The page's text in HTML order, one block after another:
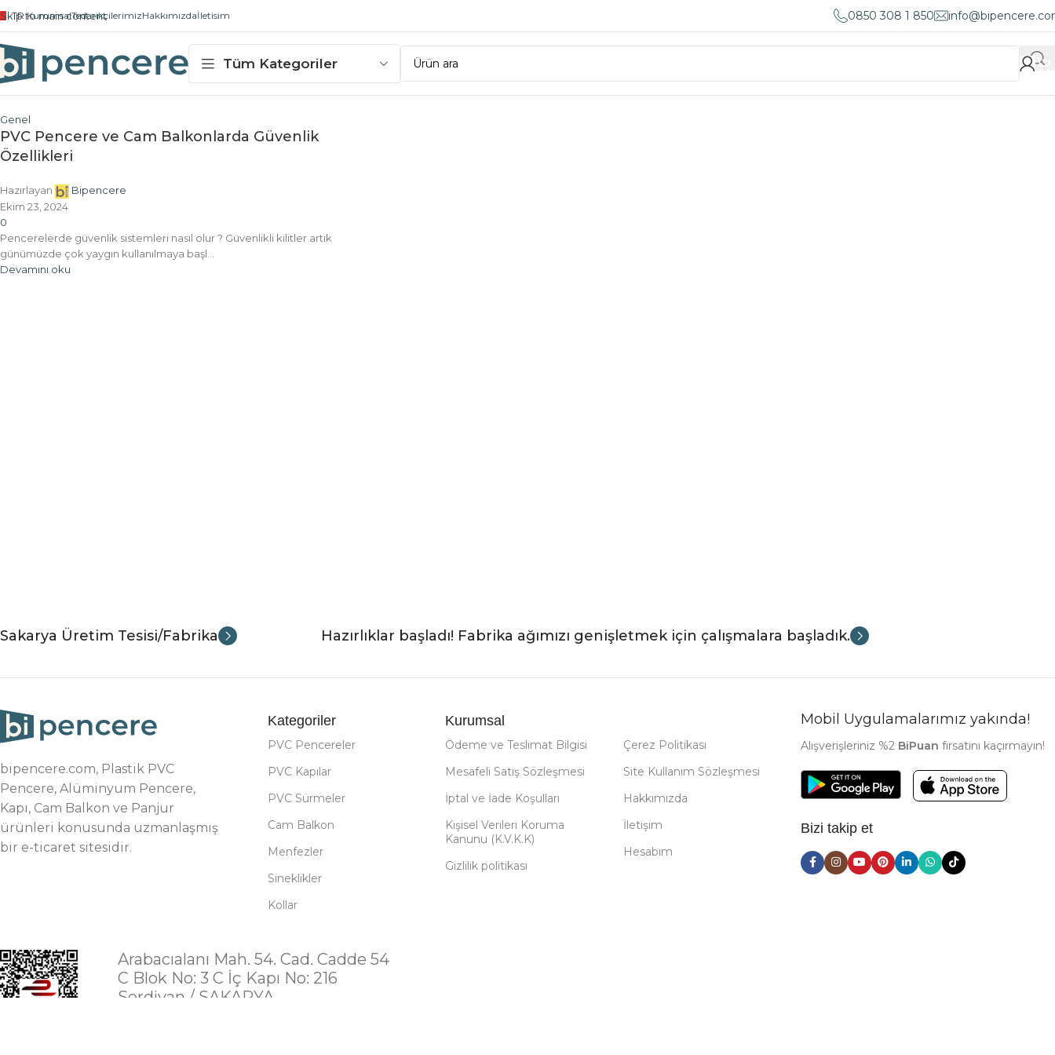
Skip to main content
TR KurumsalTedarikçilerimizHakkımızdaİletisim 0850 308 1 850
Tüm Kategoriler
27
Genel
PVC Pencere ve Cam Balkonlarda Güvenlik
Özellikleri
Hazırlayan
Bipencere
Ekim 23, 2024
0
Pencerelerde güvenlik sistemleri nasıl olur ? Güvenlikli kilitler artık
günümüzde çok yaygın kullanılmaya başl...
Devamını oku
Sakarya Üretim Tesisi/Fabrika Hazırlıklar başladı! Fabrika ağımızı genişletmek için çalışmalara başladık.
bipencere.com, Plastik PVC
Pencere, Alüminyum Pencere,
Kapı, Cam Balkon ve Panjur
ürünleri konusunda uzmanlaşmış
bir e-ticaret sitesidir.
Kategoriler
PVC Pencereler
PVC Kapılar
PVC Sürmeler
Cam Balkon
Menfezler
Sineklikler
Kollar
Kurumsal
Ödeme ve Teslimat Bilgisi
Mesafeli Satış Sözleşmesi
İptal ve İade Koşulları
Kişisel Verileri Koruma
Kanunu (K.V.K.K)
Gizlilik politikası
Çerez Politikası
Site Kullanım Sözleşmesi
Hakkımızda
İletişim
Hesabım
Mobil Uygulamalarımız yakında!
Alışverişleriniz %2 BiPuan fırsatını kaçırmayın!
Bizi takip et
Arabacıalanı Mah. 54. Cad. Cadde 54
C Blok No: 3 C İç Kapı No: 216
Serdivan / SAKARYA